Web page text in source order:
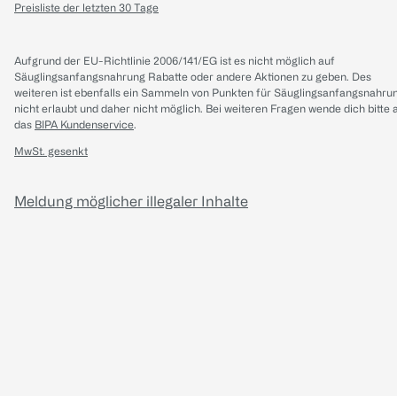
Preisliste der letzten 30 Tage
Aufgrund der EU-Richtlinie 2006/141/EG ist es nicht möglich auf
Säuglingsanfangsnahrung Rabatte oder andere Aktionen zu geben. Des
weiteren ist ebenfalls ein Sammeln von Punkten für
nicht erlaubt und daher nicht möglich. Bei weiteren Fragen wende dich bitte
das BIPA Kundenservice.
MwSt. gesenkt
Meldung möglicher illegaler Inhalte